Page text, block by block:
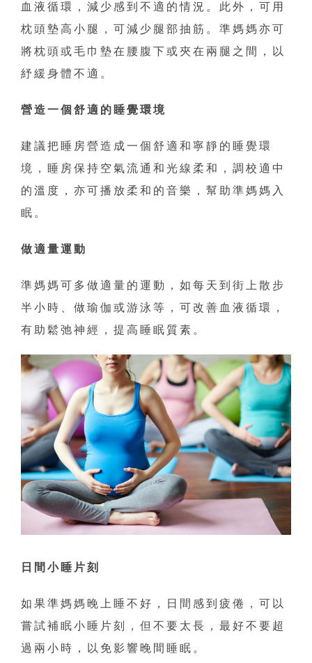
血液循環，減少感到不適的情況。此外，可用
枕頭墊高小腿，可減少腿部抽筋。準媽媽亦可
將枕頭或毛巾墊在腰腹下或夾在兩腿之間，以
紓緩身體不適。
營造一個舒適的睡覺環境
建議把睡房營造成一個舒適和寧靜的睡覺環
境，睡房保持空氣流通和光線柔和，調校適中
的溫度，亦可播放柔和的音樂，幫助準媽媽入
眠。
做適量運動
準媽媽可多做適量的運動，如每天到街上散步
半小時、做瑜伽或游泳等，可改善血液循環，
有助鬆弛神經，提高睡眠質素。
日間小睡片刻
如果準媽媽晚上睡不好，日間感到疲倦，可以
嘗試補眠小睡片刻，但不要太長，最好不要超
過兩小時，以免影響晚間睡眠。